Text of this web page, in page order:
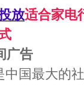
放适合家电
广告
国最大的社